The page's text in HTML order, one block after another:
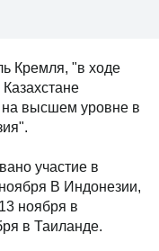
Кремля, "в ходе
на высшем уровне в
участие в
В Индонезии,
ноября в
в Таиланде.